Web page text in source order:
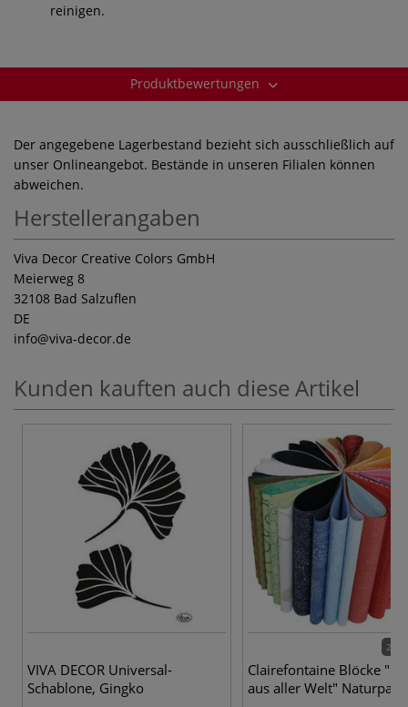
reinigen.
Produktbewertungen
Der angegebene Lagerbestand bezieht sich ausschließlich auf
unser Onlineangebot. Bestände in unseren Filialen können
abweichen.
Herstellerangaben
Viva Decor Creative Colors GmbH
Meierweg 8
32108 Bad Salzuflen
DE
info@viva-decor.de
Kunden kauften auch diese Artikel
VIVA DECOR Universal-
Schablone, Gingko
2
Clairefontaine Blöcke
aus aller Welt"